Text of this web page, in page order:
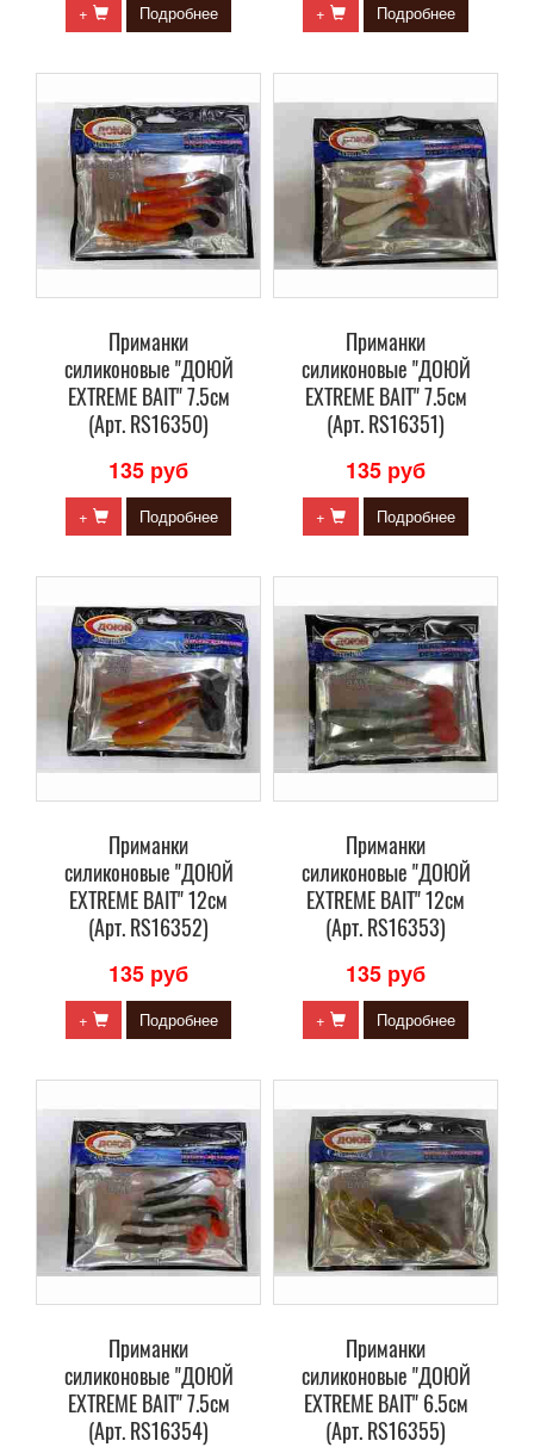
+ Подробнее + Подробнее
Приманки
силиконовые "ДОЮЙ
EXTREME BAIT" 7.5см
(Арт. RS16350)
135 руб
+ Подробнее
Приманки
силиконовые "ДОЮЙ
EXTREME BAIT" 7.5см
(Арт. RS16351)
135 руб
+ Подробнее
Приманки
силиконовые "ДОЮЙ
EXTREME BAIT" 12см
(Арт. RS16352)
135 руб
+ Подробнее
Приманки
силиконовые "ДОЮЙ
EXTREME BAIT" 12см
(Арт. RS16353)
135 руб
+ Подробнее
Приманки
силиконовые "ДОЮЙ
EXTREME BAIT" 7.5см
(Арт. RS16354)
Приманки
силиконовые "ДОЮЙ
EXTREME BAIT" 6.5см
(Арт. RS16355)